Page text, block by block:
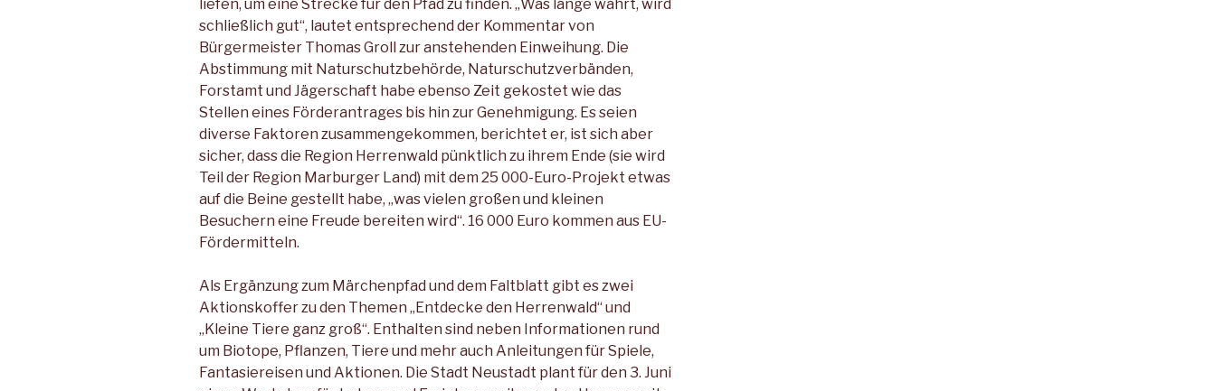
liefen, um eine Strecke für den Pfad zu finden. „Was lange währt, wird
schließlich gut“, lautet entsprechend der Kommentar von
Bürgermeister Thomas Groll zur anstehenden Einweihung. Die
Abstimmung mit Naturschutzbehörde, Naturschutzverbänden,
Forstamt und Jägerschaft habe ebenso Zeit gekostet wie das
Stellen eines Förderantrages bis hin zur Genehmigung. Es seien
diverse Faktoren zusammengekommen, berichtet er, ist sich aber
sicher, dass die Region Herrenwald pünktlich zu ihrem Ende (sie wird
Teil der Region Marburger Land) mit dem 25 000-Euro-Projekt etwas
auf die Beine gestellt habe, „was vielen großen und kleinen
Besuchern eine Freude bereiten wird“. 16 000 Euro kommen aus EU-
Fördermitteln.
Als Ergänzung zum Märchenpfad und dem Faltblatt gibt es zwei
Aktionskoffer zu den Themen „Entdecke den Herrenwald“ und
„Kleine Tiere ganz groß“. Enthalten sind neben Informationen rund
um Biotope, Pflanzen, Tiere und mehr auch Anleitungen für Spiele,
Fantasiereisen und Aktionen. Die Stadt Neustadt plant für den 3. Juni